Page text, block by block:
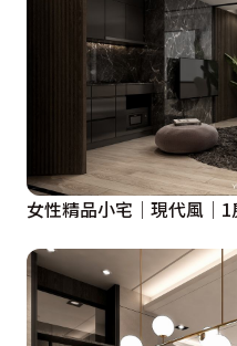
女性精品小宅│現代風│1